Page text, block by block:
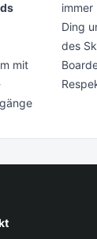
mit
immer
Ding
des